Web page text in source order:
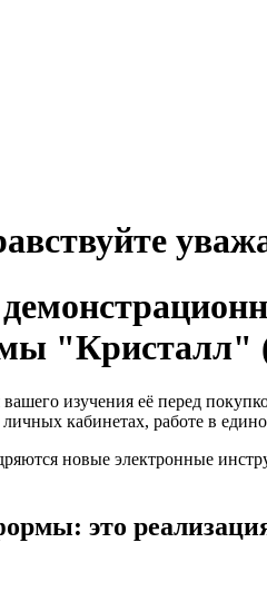
изучения её перед
кабинетах, работе в
новые электронные
это